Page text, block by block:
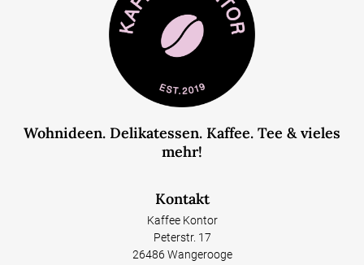
Wohnideen. Delikatessen. Kaffee. Tee & vieles
mehr!
Kontakt
Kaffee Kontor
Peterstr. 17
26486 Wangerooge